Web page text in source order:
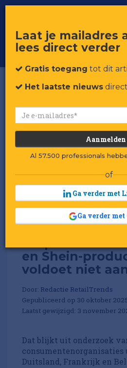
Voor professionals in retail & brands
en Shein-
voldoet niet
Door: Redactie RetailTrends
Gepubliceerd op 30 oktober
Laatst gewijzigd: 3 november
Dat blijkt uit onderzoek
consumentenorganisaties
Duitsland, Frankrijk en
Laat je mailadres
lees direct verder
Gratis toegang tot dit
Het laatste nieuws
Aanmelden
Al 57.500 professionals
of
Ga verder met
Ga verder met